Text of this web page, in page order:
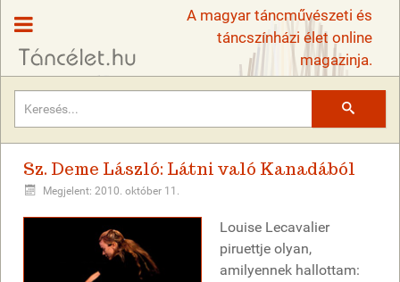
A magyar táncművészeti és
táncszínházi élet online
magazinja.
Sz. Deme László: Látni való Kanadából
Megjelent: 2010. október 11.
Louise Lecavalier
piruettje olyan,
amilyennek hallottam: